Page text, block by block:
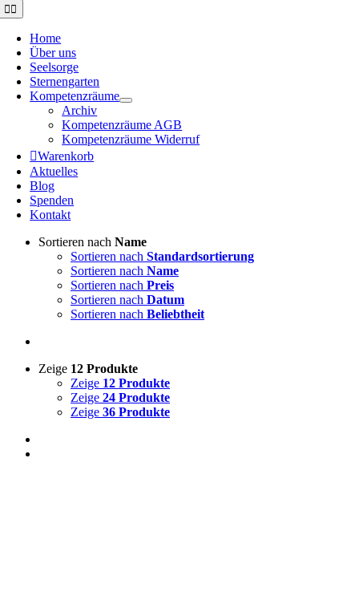
Toggle
Navigation
Home
Über uns
Seelsorge
Sternengarten
Kompetenzräume
Archiv
Kompetenzräume AGB
Kompetenzräume Widerruf
Warenkorb
Aktuelles
Blog
Spenden
Kontakt
Sortieren nach Name
Sortieren nach Standardsortierung
Sortieren nach Name
Sortieren nach Preis
Sortieren nach Datum
Sortieren nach Beliebtheit
Zeige 12 Produkte
Zeige 12 Produkte
Zeige 24 Produkte
Zeige 36 Produkte